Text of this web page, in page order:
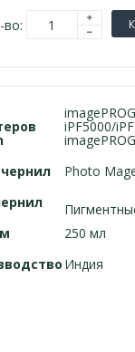
во:
iPF5000/
Photo
250 мл
Индия